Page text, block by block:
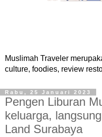
Muslimah Traveler
culture, foodies, review
Rabu, 25 Januari 2023
Pengen Liburan
keluarga,
Land Surabaya